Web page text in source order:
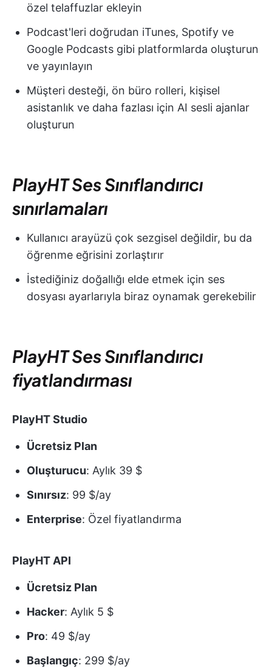
özel telaffuzlar ekleyin
Podcast'leri doğrudan iTunes, Spotify ve
Google Podcasts gibi platformlarda oluşturun
ve yayınlayın
Müşteri desteği, ön büro rolleri, kişisel
asistanlık ve daha fazlası için AI sesli ajanlar
oluşturun
PlayHT Ses Sınıflandırıcı
sınırlamaları
Kullanıcı arayüzü çok sezgisel değildir, bu da
öğrenme eğrisini zorlaştırır
İstediğiniz doğallığı elde etmek için ses
dosyası ayarlarıyla biraz oynamak gerekebilir
PlayHT Ses Sınıflandırıcı
fiyatlandırması
PlayHT Studio
Ücretsiz Plan
Oluşturucu: Aylık 39 $
Sınırsız: 99 $/ay
Enterprise: Özel fiyatlandırma
PlayHT API
Ücretsiz Plan
Hacker: Aylık 5 $
Pro: 49 $/ay
Başlangıç: 299 $/ay